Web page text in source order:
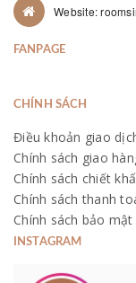
Website:
FANPAGE
CHÍNH SÁCH
Điều khoản giao
Chính sách giao
Chính sách chiết
Chính sách thanh
Chính sách bảo mật
INSTAGRAM